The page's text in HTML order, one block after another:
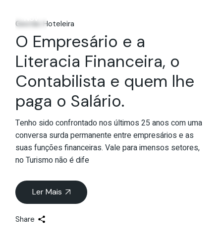
Gestão Hoteleira
O Empresário e a
Literacia Financeira, o
Contabilista e quem lhe
paga o Salário.
Tenho sido confrontado nos últimos 25 anos com uma
conversa surda permanente entre empresários e as
suas funções financeiras. Vale para imensos setores,
no Turismo não é dife
Ler Mais
Share